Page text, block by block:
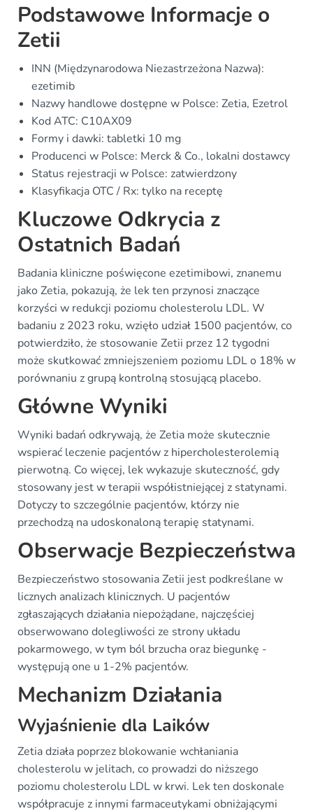
Podstawowe Informacje o
Zetii
INN (Międzynarodowa Niezastrzeżona Nazwa):
ezetimib
Nazwy handlowe dostępne w Polsce: Zetia, Ezetrol
Kod ATC: C10AX09
Formy i dawki: tabletki 10 mg
Producenci w Polsce: Merck & Co., lokalni dostawcy
Status rejestracji w Polsce: zatwierdzony
Klasyfikacja OTC / Rx: tylko na receptę
Kluczowe Odkrycia z
Ostatnich Badań
Badania kliniczne poświęcone ezetimibowi, znanemu
jako Zetia, pokazują, że lek ten przynosi znaczące
korzyści w redukcji poziomu cholesterolu LDL. W
badaniu z 2023 roku, wzięło udział 1500 pacjentów, co
potwierdziło, że stosowanie Zetii przez 12 tygodni
może skutkować zmniejszeniem poziomu LDL o 18% w
porównaniu z grupą kontrolną stosującą placebo.
Główne Wyniki
Wyniki badań odkrywają, że Zetia może skutecznie
wspierać leczenie pacjentów z hipercholesterolemią
pierwotną. Co więcej, lek wykazuje skuteczność, gdy
stosowany jest w terapii współistniejącej z statynami.
Dotyczy to szczególnie pacjentów, którzy nie
przechodzą na udoskonaloną terapię statynami.
Obserwacje Bezpieczeństwa
Bezpieczeństwo stosowania Zetii jest podkreślane w
licznych analizach klinicznych. U pacjentów
zgłaszających działania niepożądane, najczęściej
obserwowano dolegliwości ze strony układu
pokarmowego, w tym ból brzucha oraz biegunkę -
występują one u 1-2% pacjentów.
Mechanizm Działania
Wyjaśnienie dla Laików
Zetia działa poprzez blokowanie wchłaniania
cholesterolu w jelitach, co prowadzi do niższego
poziomu cholesterolu LDL w krwi. Lek ten doskonale
współpracuje z innymi farmaceutykami obniżającymi